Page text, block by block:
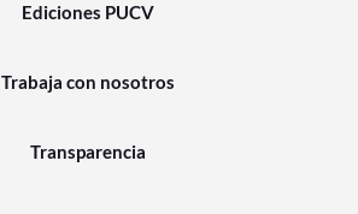
Ediciones PUCV
Trabaja con nosotros
Transparencia